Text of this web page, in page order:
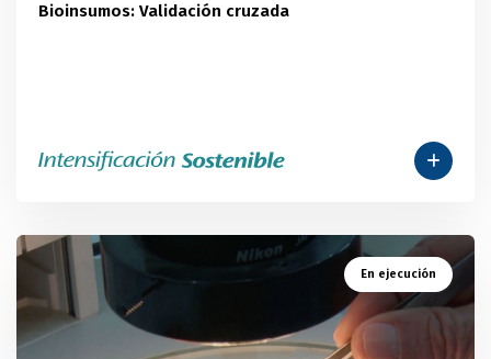
Bioinsumos: Validación cruzada
En ejecución